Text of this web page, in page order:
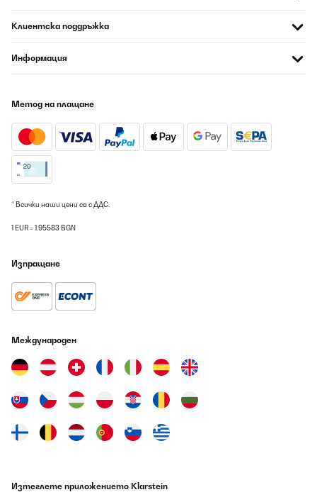
Клиентска поддръжка
Информация
Метод на плащане
* Всички наши цени са с ДДС.
1 EUR = 1.95583 BGN
Изпращане
Международен
Изтеглете приложението Klarstein